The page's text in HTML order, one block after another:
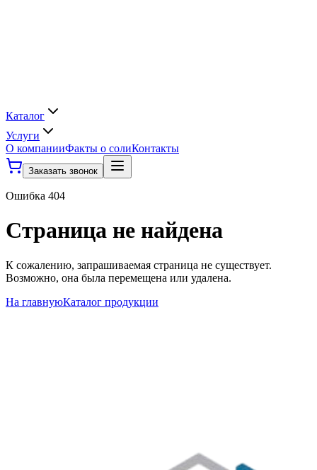
Каталог
Услуги
О компанииФакты о солиКонтакты
Заказать звонок
Ошибка 404
Страница не найдена
К сожалению, запрашиваемая страница не существует.
Возможно, она была перемещена или удалена.
На главнуюКаталог продукции